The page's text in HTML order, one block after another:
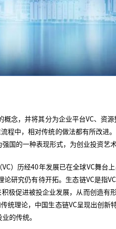
念，并将其分为企业平台VC、资
程中，相对传统的做法都有所改进
国的一种表现形式，为创业投资艺
）历经40年发展已在全球VC舞台
研究仍有待开拓。生态链VC是指
促进被投企业发展，从而创造有
统理论，中国生态链VC呈现出创新
的传统。